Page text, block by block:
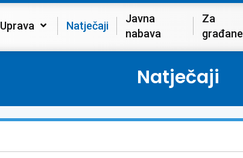
Uprava Natječaji
Javna
nabava
Za
građane
Natječaji